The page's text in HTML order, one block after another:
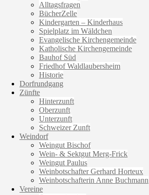
Alltagsfragen
BücherZelle
Kindergarten – Kinderhaus
Spielplatz im Wäldchen
Evangelische Kirchengemeinde
Katholische Kirchengemeinde
Bauhof Süd
Friedhof Waldlaubersheim
Historie
Dorfrundgang
Zünfte
Hinterzunft
Oberzunft
Unterzunft
Schweizer Zunft
Weindorf
Weingut Bischof
Wein- & Sektgut Merg-Frick
Weingut Paulus
Weinbotschafter Gerhard Horteux
Weinbotschafterin Anne Buchmann
Vereine